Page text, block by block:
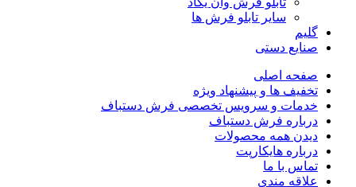
سایر تابلو فرش ها
گلیم
صنایع دستی
صفحه اصلی
تخفیف ها و پیشنهاد ویژه
خدمات و سرویس تخصصی فرش دستباف
درباره فرش دستباف
دیدن همه محصولات
درباره هایکارپت
تماس با ما
علاقه مندی